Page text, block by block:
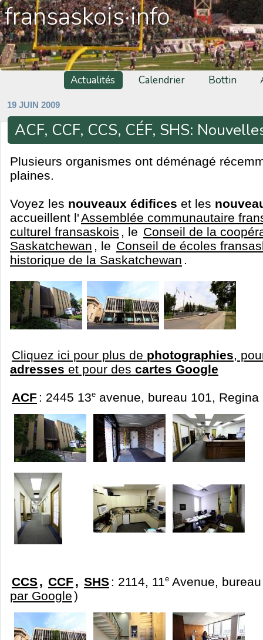
fransaskois·info
Actualités Calendrier Bottin
19 JUIN 2009
ACF, CCF, CCS, CÉF, SHS:
Plusieurs organismes ont déménagé
plaines.
Voyez les nouveaux édifices et les
accueillent l'Assemblée communautaire
culturel fransaskois , le Conseil de la
Saskatchewan , le Conseil de écoles
historique de la Saskatchewan .
Cliquez ici pour plus de photographies,
adresses et pour des cartes Google
ACF : 2445 13e avenue, bureau 101, Regina
CCS, CCF , SHS : 2114, 11e Avenue,
par Google)